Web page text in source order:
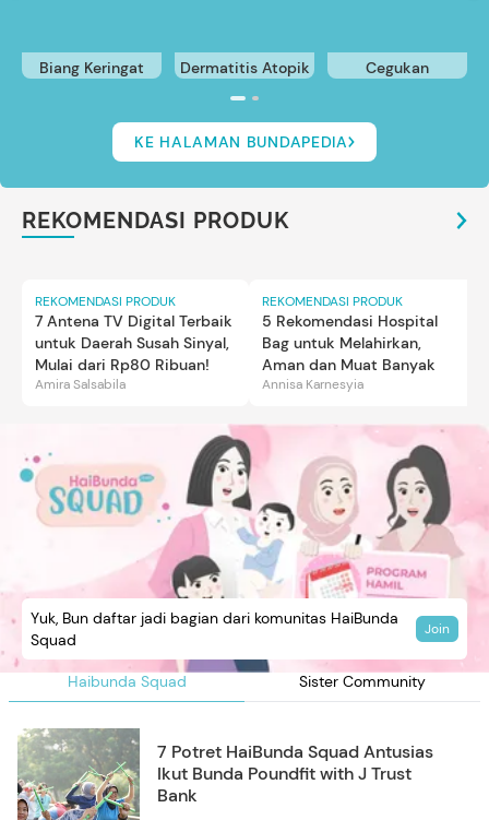
Biang Keringat Dermatitis Atopik Cegukan
KE HALAMAN BUNDAPEDIA
REKOMENDASI PRODUK
REKOMENDASI PRODUK
7 Antena TV Digital Terbaik
untuk Daerah Susah Sinyal,
Mulai dari Rp80 Ribuan!
Amira Salsabila
REKOMENDASI PRODUK
5 Rekomendasi Hospital
Bag untuk Melahirkan,
Aman dan Muat Banyak
Annisa Karnesyia
Haibunda Squad Sister Community
Yuk, Bun daftar jadi bagian dari komunitas HaiBunda
Squad
Join
7 Potret HaiBunda Squad Antusias
Ikut Bunda Poundfit with J Trust
Bank